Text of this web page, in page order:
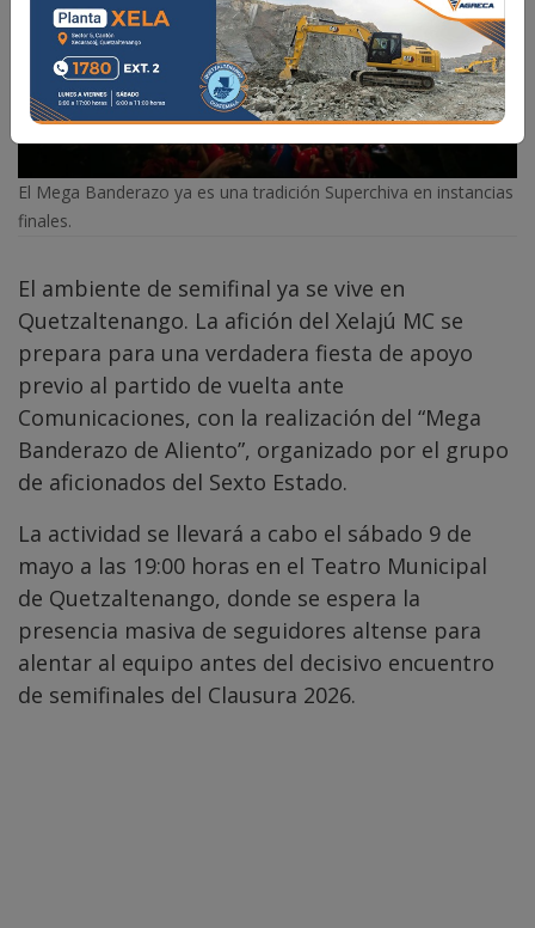
El Mega Banderazo ya es una tradición Superchiva en instancias
finales.
El ambiente de semifinal ya se vive en
Quetzaltenango. La afición del Xelajú MC se
prepara para una verdadera fiesta de apoyo
previo al partido de vuelta ante
Comunicaciones, con la realización del “Mega
Banderazo de Aliento”, organizado por el grupo
de aficionados del Sexto Estado.
La actividad se llevará a cabo el sábado 9 de
mayo a las 19:00 horas en el Teatro Municipal
de Quetzaltenango, donde se espera la
presencia masiva de seguidores altense para
alentar al equipo antes del decisivo encuentro
de semifinales del Clausura 2026.